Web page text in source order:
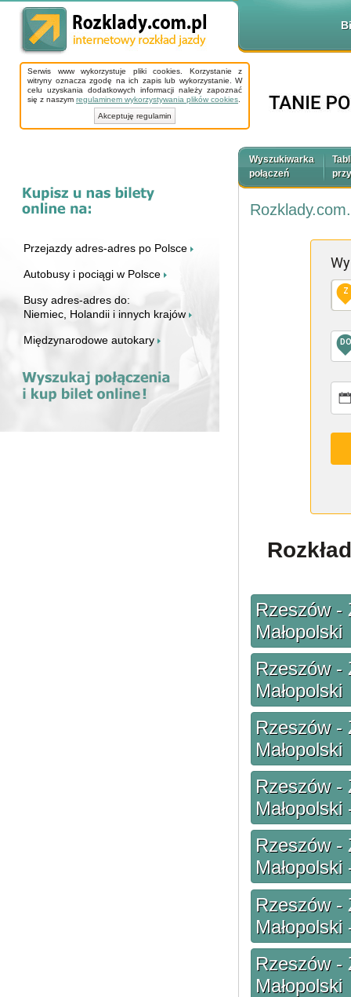
Serwis www wykorzystuje pliki cookies. Korzystanie z
witryny oznacza zgodę na ich zapis lub wykorzystanie. W
celu uzyskania dodatkowych informacji należy zapoznać
się z naszym regulaminem wykorzystywania plików cookies
Akceptuję regulamin
Przejazdy adres-adres po Polsce
Autobusy i pociągi w Polsce
Busy adres-adres do:
Niemiec, Holandii i innych krajów
Międzynarodowe autokary
Wyszukiwarka
połączeń
Z
DO
Rzeszów -
Małopolski
Rzeszów -
Małopolski
Rzeszów -
Małopolski
Rzeszów -
Małopolski
Rzeszów -
Małopolski
Rzeszów -
Małopolski
Rzeszów -
Małopolski